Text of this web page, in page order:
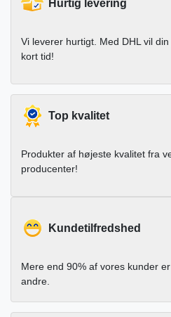
Hurtig levering
Vi leverer hurtigt. Med DHL vil
kort tid!
Top kvalitet
Produkter af højeste kvalitet fra
producenter!
Kundetilfredshed
Mere end 90% af vores kunder
andre.